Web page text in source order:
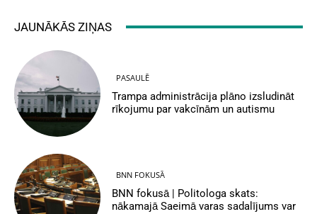
JAUNĀKĀS ZIŅAS
PASAULĒ
Trampa administrācija plāno izsludināt
rīkojumu par vakcīnām un autismu
BNN FOKUSĀ
BNN fokusā | Politologa skats:
nākamajā Saeimā varas sadalījums var